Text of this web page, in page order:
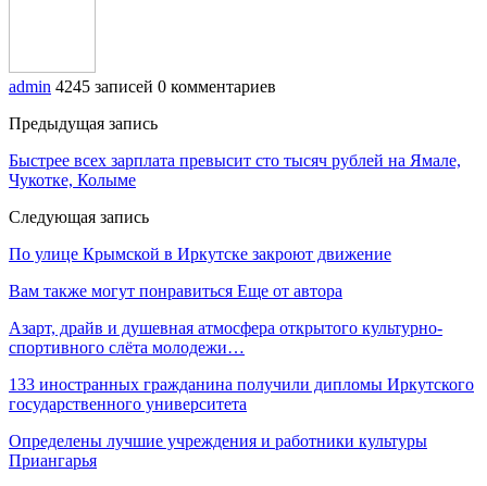
admin 4245 записей 0 комментариев
Предыдущая запись
Быстрее всех зарплата превысит сто тысяч рублей на Ямале,
Чукотке, Колыме
Следующая запись
По улице Крымской в Иркутске закроют движение
Вам также могут понравиться Еще от автора
Азарт, драйв и душевная атмосфера открытого культурно-
спортивного слёта молодежи…
133 иностранных гражданина получили дипломы Иркутского
государственного университета
Определены лучшие учреждения и работники культуры
Приангарья